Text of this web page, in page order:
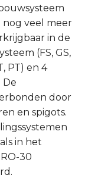
nog veel meer
in de
(FS, GS,
PT) en 4
De
door
en spigots.
in het
30